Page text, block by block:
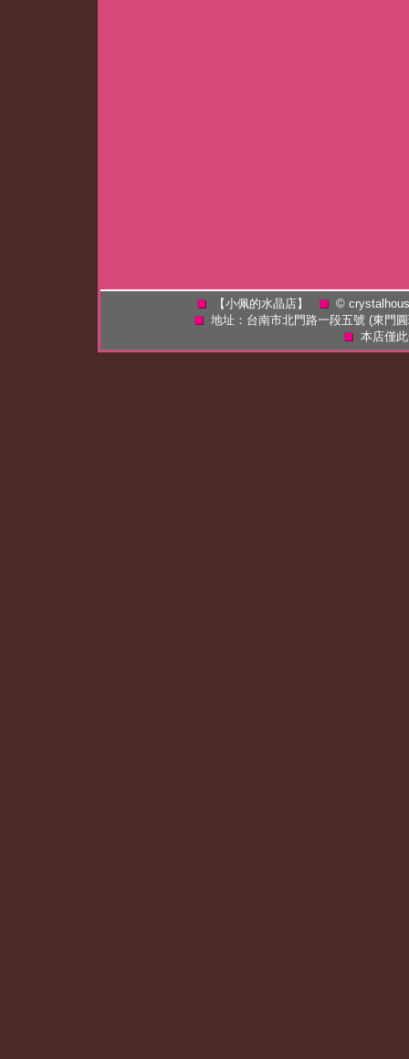
【小佩的水晶店】 ©
地址：台南市北門路一段五號 (東門
本店僅